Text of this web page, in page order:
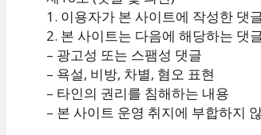
1. 이용자가 본 사이트에 작성한 댓
2. 본 사이트는 다음에 해당하는 댓
– 광고성 또는 스팸성 댓글
– 욕설, 비방, 차별, 혐오 표현
– 타인의 권리를 침해하는 내용
– 본 사이트 운영 취지에 부합하지